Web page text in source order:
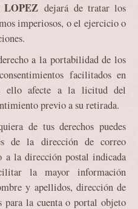
dejará de tratar los
imperiosos, o el ejercicio o
a la portabilidad de los
facilitados en
ello afecte a la licitud del
previo a su retirada.
de tus derechos puedes
de la dirección de correo
a la dirección postal indicada
la mayor información
y apellidos, dirección de
la cuenta o portal objeto